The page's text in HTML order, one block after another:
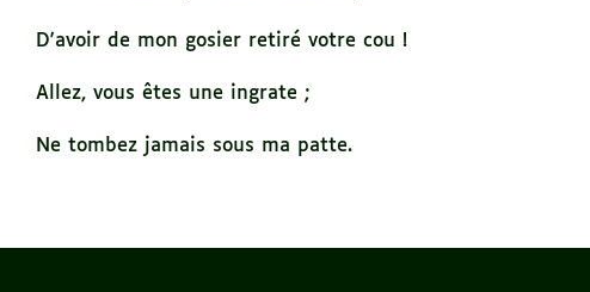
D'avoir de mon gosier retiré votre cou !
Allez, vous êtes une ingrate ;
Ne tombez jamais sous ma patte.